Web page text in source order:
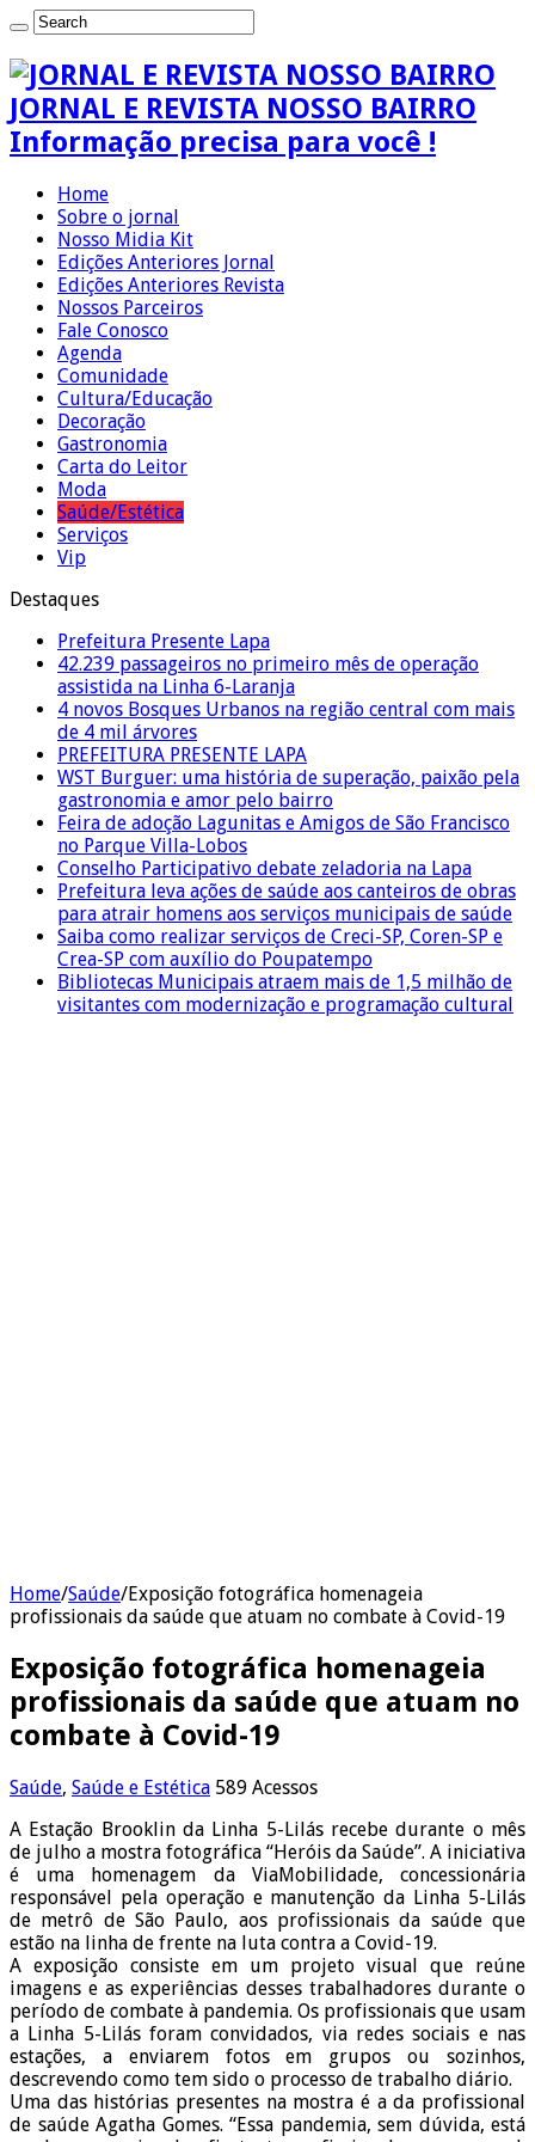
JORNAL E REVISTA NOSSO BAIRRO
Informação precisa para você !
Home
Sobre o jornal
Nosso Midia Kit
Edições Anteriores Jornal
Edições Anteriores Revista
Nossos Parceiros
Fale Conosco
Agenda
Comunidade
Cultura/Educação
Decoração
Gastronomia
Carta do Leitor
Moda
Saúde/Estética
Serviços
Vip
Destaques
Prefeitura Presente Lapa
42.239 passageiros no primeiro mês de operação
assistida na Linha 6-Laranja
4 novos Bosques Urbanos na região central com mais
de 4 mil árvores
PREFEITURA PRESENTE LAPA
WST Burguer: uma história de superação, paixão pela
gastronomia e amor pelo bairro
Feira de adoção Lagunitas e Amigos de São Francisco
no Parque Villa-Lobos
Conselho Participativo debate zeladoria na Lapa
Prefeitura leva ações de saúde aos canteiros de obras
para atrair homens aos serviços municipais de saúde
Saiba como realizar serviços de Creci-SP, Coren-SP e
Crea-SP com auxílio do Poupatempo
Bibliotecas Municipais atraem mais de 1,5 milhão de
visitantes com modernização e programação cultural
Home/Saúde/Exposição fotográfica homenageia
profissionais da saúde que atuam no combate à Covid-19
Exposição fotográfica homenageia
profissionais da saúde que atuam no
combate à Covid-19
Saúde, Saúde e Estética 589 Acessos
A Estação Brooklin da Linha 5-Lilás recebe durante o mês
de julho a mostra fotográfica “Heróis da Saúde”. A iniciativa
é uma homenagem da ViaMobilidade, concessionária
responsável pela operação e manutenção da Linha 5-Lilás
de metrô de São Paulo, aos profissionais da saúde que
estão na linha de frente na luta contra a Covid-19.
A exposição consiste em um projeto visual que reúne
imagens e as experiências desses trabalhadores durante o
período de combate à pandemia. Os profissionais que usam
a Linha 5-Lilás foram convidados, via redes sociais e nas
estações, a enviarem fotos em grupos ou sozinhos,
descrevendo como tem sido o processo de trabalho diário.
Uma das histórias presentes na mostra é a da profissional
de saúde Agatha Gomes. “Essa pandemia, sem dúvida, está